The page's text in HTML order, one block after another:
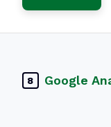
8 Google